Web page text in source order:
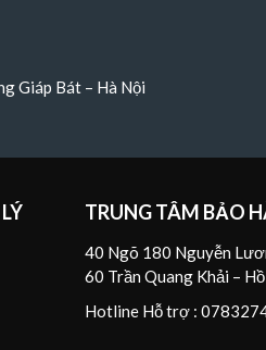
Giáp Bát – Hà Nội
TRUNG TÂM BẢO
40 Ngõ 180 Nguyễn
60 Trần Quang Khải –
Hotline Hỗ trợ :